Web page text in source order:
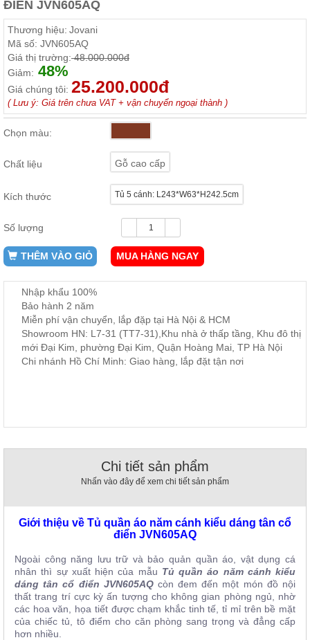
ăn,
ghế
ăn,
kệ
bếp
Nội
Thất
Ban
Công,
Vườn
ghế
xích
đu,
Kiện
Trang
Trí
Nội
Nội
ĐIỂN JVN605AQ
Thương hiệu: Jovani
Mã số: JVN605AQ
Giá thị trường:48.000.000đ
Giảm: 48%
Giá chúng tôi: 25.200.000đ
( Lưu ý: Giá trên chưa VAT + vận chuyển ngoại thành )
Chọn màu:
Chất liệu Gỗ cao cấp
Kích thước Tủ 5 cánh: L243*W63*H242.5cm
Số lượng
THÊM VÀO GIỎ MUA HÀNG NGAY
Nhập khẩu 100%
Bảo hành 2 năm
Miễn phí vận chuyển, lắp đặp tại Hà Nội & HCM
Showroom HN: L7-31 (TT7-31),Khu nhà ở thấp tầng, Khu đô thị
mới Đại Kim, phường Đại Kim, Quận Hoàng Mai, TP Hà Nội
Chi nhánh Hồ Chí Minh: Giao hàng, lắp đặt tận nơi
Chi tiết sản phẩm
Nhấn vào đây để xem chi tiết sản phẩm
Giới thiệu về Tủ quần áo năm cánh kiểu dáng tân cổ
điển JVN605AQ
Ngoài công năng lưu trữ và bảo quản quần áo, vật dụng cá
nhân thì sự xuất hiện của mẫu Tủ quần áo năm cánh kiểu
dáng tân cổ điển JVN605AQcòn đem đến một món đồ nội
thất trang trí cực kỳ ấn tượng cho không gian phòng ngủ, nhờ
các hoa văn, họa tiết được chạm khắc tinh tế, tỉ mỉ trên bề mặt
của chiếc tủ, tô điểm cho căn phòng sang trọng và đẳng cấp
hơn nhiều.